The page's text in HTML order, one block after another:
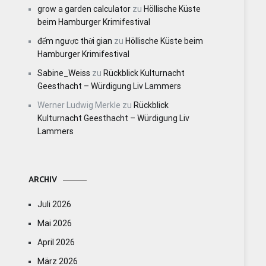
grow a garden calculator zu Höllische Küste
beim Hamburger Krimifestival
đếm ngược thời gian zu Höllische Küste beim
Hamburger Krimifestival
Sabine_Weiss zu Rückblick Kulturnacht
Geesthacht – Würdigung Liv Lammers
Werner Ludwig Merkle zu Rückblick
Kulturnacht Geesthacht – Würdigung Liv
Lammers
ARCHIV
Juli 2026
Mai 2026
April 2026
März 2026